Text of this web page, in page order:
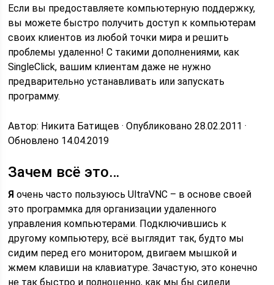
Если вы предоставляете компьютерную поддержку,
вы можете быстро получить доступ к компьютерам
своих клиентов из любой точки мира и решить
проблемы удаленно! С такими дополнениями, как
SingleClick, вашим клиентам даже не нужно
предварительно устанавливать или запускать
программу.
Автор: Никита Батищев · Опубликовано 28.02.2011 ·
Обновлено 14.04.2019
Зачем всё это…
Я очень часто пользуюсь UltraVNC – в основе своей
это программка для организации удаленного
управления компьютерами. Подключившись к
другому компьютеру, всё выглядит так, будто мы
сидим перед его монитором, двигаем мышкой и
жмем клавиши на клавиатуре. Зачастую, это конечно
не так быстро и полноценно, как мы бы сидели